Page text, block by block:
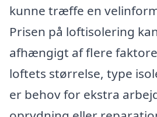
kunne træffe en
Prisen på loftisolering
afhængigt af flere
loftets størrelse, type
er behov for ekstra